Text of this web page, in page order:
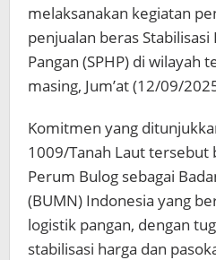
melaksanakan kegiatan
penjualan beras Stabilisasi
Pangan (SPHP) di wilayah
masing, Jum’at (12/09/
Komitmen yang
1009/Tanah Laut tersebut
Perum Bulog sebagai
(BUMN) Indonesia yang
logistik pangan, dengan
stabilisasi harga dan